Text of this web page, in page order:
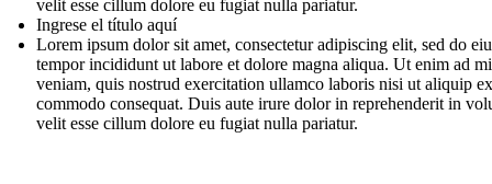
velit esse cillum dolore eu fugiat nulla pariatur.
Ingrese el título aquí
Lorem ipsum dolor sit amet, consectetur adipiscing elit, sed do
tempor incididunt ut labore et dolore magna aliqua. Ut enim ad
veniam, quis nostrud exercitation ullamco laboris nisi ut aliquip
commodo consequat. Duis aute irure dolor in reprehenderit in
velit esse cillum dolore eu fugiat nulla pariatur.